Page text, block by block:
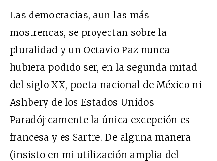
Las democracias, aun las más
mostrencas, se proyectan sobre la
pluralidad y un Octavio Paz nunca
hubiera podido ser, en la segunda mitad
del siglo XX, poeta nacional de México ni
Ashbery de los Estados Unidos.
Paradójicamente la única excepción es
francesa y es Sartre. De alguna manera
(insisto en mi utilización amplia del